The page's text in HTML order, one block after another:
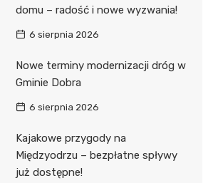
domu – radość i nowe wyzwania!
6 sierpnia 2026
Nowe terminy modernizacji dróg w
Gminie Dobra
6 sierpnia 2026
Kajakowe przygody na
Międzyodrzu – bezpłatne spływy
już dostępne!